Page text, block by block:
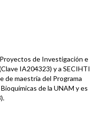
de Investigación e
IA204323) y a SECIHTI
de maestría del Programa
de la UNAM y es